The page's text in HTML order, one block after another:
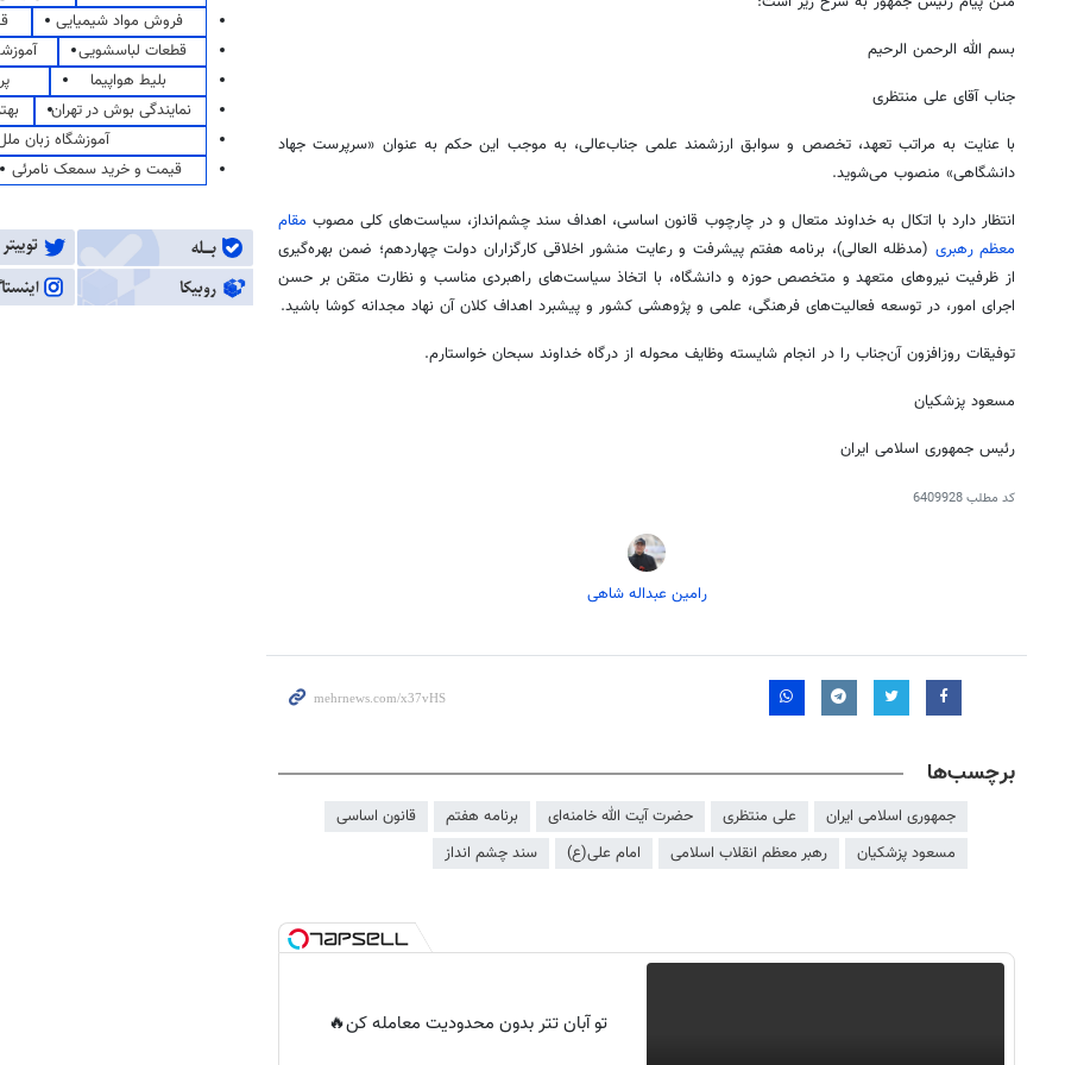
بسم الله الرحمن الرحیم
جناب آقای علی منتظری
با عنایت به مراتب تعهد، تخصص و سوابق ارزشمند علمی جناب‌عالی، به موجب این حکم به عنوان «سرپرست جهاد
دانشگاهی» منصوب می‌شوید.
انتظار دارد با اتکال به خداوند متعال و در چارچوب قانون اساسی، اهداف سند چشم‌انداز، سیاست‌های کلی مصوب مقام
معظم رهبری (مدظله العالی)، برنامه هفتم پیشرفت و رعایت منشور اخلاقی کارگزاران دولت چهاردهم؛ ضمن بهره‌گیری
از ظرفیت نیروهای متعهد و متخصص حوزه و دانشگاه، با اتخاذ سیاست‌های راهبردی مناسب و نظارت متقن بر حسن
اجرای امور، در توسعه فعالیت‌های فرهنگی، علمی و پژوهشی کشور و پیشبرد اهداف کلان آن نهاد مجدانه کوشا باشید.
توفیقات روزافزون آن‌جناب را در انجام شایسته وظایف محوله از درگاه خداوند سبحان خواستارم.
مسعود پزشکیان
رئیس جمهوری اسلامی ایران
کد مطلب6409928
رامین عبداله شاهی
برچسب‌ها
جمهوری اسلامی ایران علی منتظری حضرت آیت الله خامنه‌ای برنامه هفتم
قانون اساسی
مسعود پزشکیان
رهبر معظم انقلاب اسلامی امام علی(ع) سند چشم انداز
تو آبان تتر بدون محدودیت معامله کن🔥
فروش مواد شیمیایی
قطعات لباسشویی
بلیط هواپیما
نمایندگی بوش در تهران
آموزشگاه زبان
قیمت و خرید سمعک نامرئی